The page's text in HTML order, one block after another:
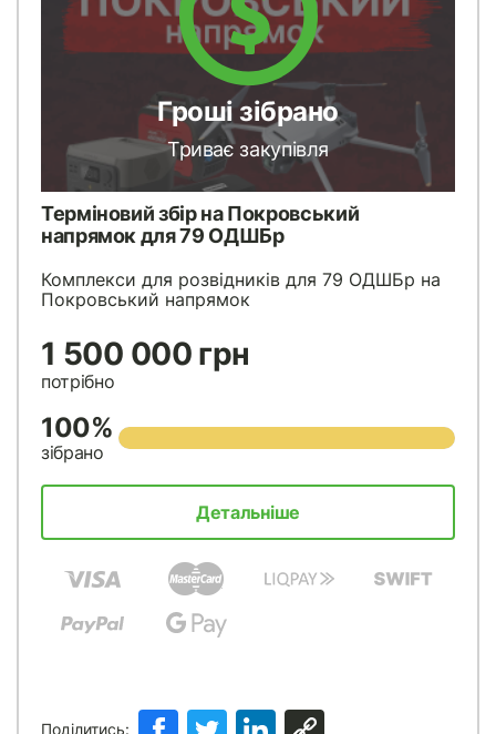
Гроші зібрано
Триває закупівля
Терміновий збір на Покровський
напрямок для 79 ОДШБр
Комплекси для розвідників для 79 ОДШБр на
Покровський напрямок
1 500 000 грн
потрібно
100%
зібрано
Детальніше
Поділитись: